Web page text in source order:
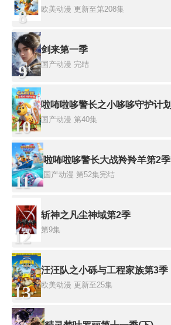
8 欧美动漫 更新至第208集
9
剑来第一季
国产动漫 完结
10
啦咘啦哆警长之小哆哆守护计划
国产动漫 第40集
11
啦咘啦哆警长大战羚羚羊第2季
国产动漫 第52集完结
12
斩神之凡尘神域第2季
第9集
13
汪汪队之小砾与工程家族第3季
欧美动漫 更新至25集